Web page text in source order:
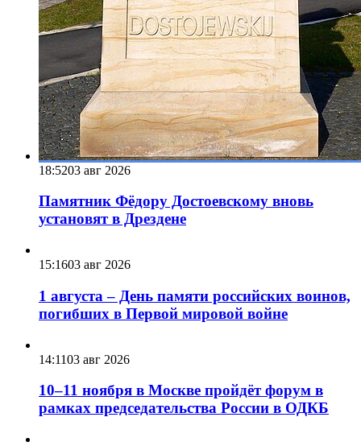
18:5203 авг 2026
Памятник Фёдору Достоевскому вновь
установят в Дрездене
15:1603 авг 2026
1 августа – День памяти российских воинов,
погибших в Первой мировой войне
14:1103 авг 2026
10–11 ноября в Москве пройдёт форум в
рамках председательства России в ОДКБ